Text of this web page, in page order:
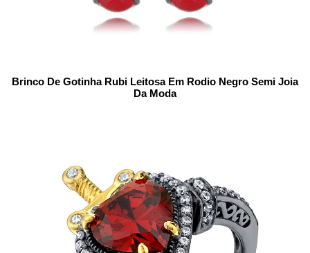
Brinco De Gotinha Rubi Leitosa Em Rodio Negro Semi Joia
Da Moda